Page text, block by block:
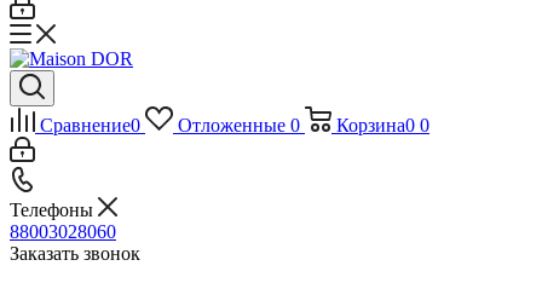
Сравнение0 Отложенные 0 Корзина0 0
Телефоны
88003028060
Заказать звонок